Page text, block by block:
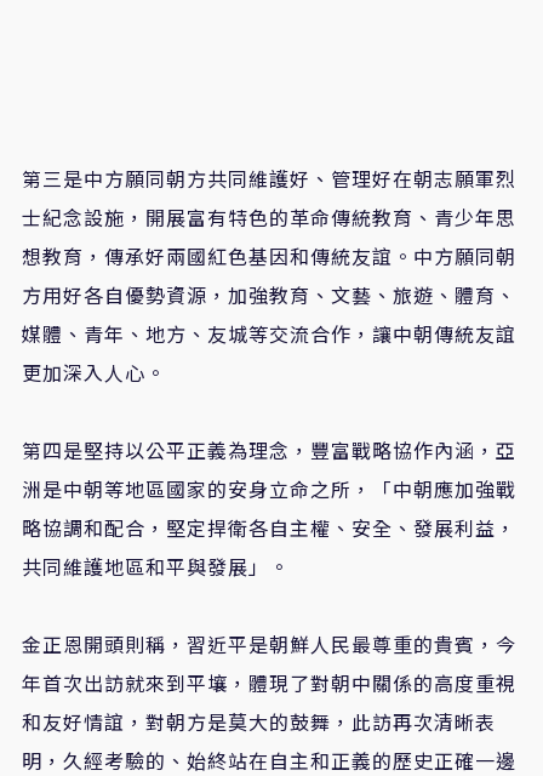
第三是中方願同朝方共同維護好、管理好在朝志願軍烈
士紀念設施，開展富有特色的革命傳統教育、青少年思
想教育，傳承好兩國紅色基因和傳統友誼。中方願同朝
方用好各自優勢資源，加強教育、文藝、旅遊、體育、
媒體、青年、地方、友城等交流合作，讓中朝傳統友誼
更加深入人心。
第四是堅持以公平正義為理念，豐富戰略協作內涵，亞
洲是中朝等地區國家的安身立命之所，「中朝應加強戰
略協調和配合，堅定捍衛各自主權、安全、發展利益，
共同維護地區和平與發展」。
金正恩開頭則稱，習近平是朝鮮人民最尊重的貴賓，今
年首次出訪就來到平壤，體現了對朝中關係的高度重視
和友好情誼，對朝方是莫大的鼓舞，此訪再次清晰表
明，久經考驗的、始終站在自主和正義的歷史正確一邊